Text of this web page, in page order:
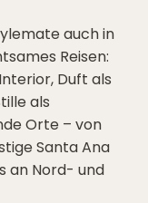
auch in
Reisen:
Duft als
als
Orte – von
Santa Ana
an Nord- und